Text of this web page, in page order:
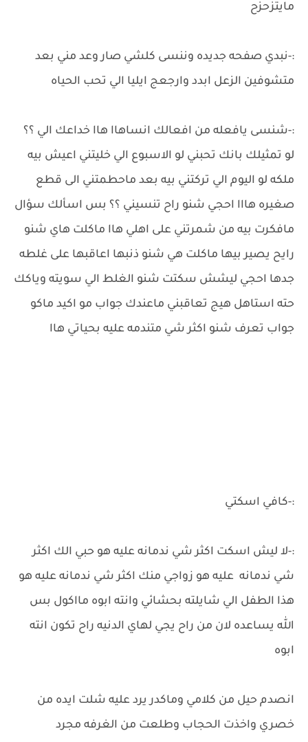
مايتزحزح
:-نبدي صفحه جديده وننسى كلشي صار وعد مني بعد
متشوفين الزعل ابدد وارجعج ايليا الي تحب الحياه
:-شنسى يافعله من افعالك انساهاا هاا خداعك الي ؟؟
لو تمثيلك بانك تحبني لو الاسبوع الي خليتني اعيش بيه
ملكه لو اليوم الي تركتني بيه بعد ماحطمتني الى قطع
صغيره هااا احجي شنو راح تنسيني ؟؟ بس اسألك سؤال
مافكرت بيه من شمرتني على اهلي هاا ماكلت هاي شنو
رايح يصير بيها ماكلت هي شنو ذنبها اعاقبها على غلطه
جدها احجي ليشش سكتت شنو الغلط الي سويته وياكك
حته استاهل هيج تعاقبني ماعندك جواب مو اكيد ماكو
جواب تعرف شنو اكثر شي متندمه عليه بحياتي هاا
:-كافي اسكتي
:-لا ليش اسكت اكثر شي ندمانه عليه هو حبي الك اكثر
شي ندمانه عليه هو زواجي منك اكثر شي ندمانه عليه هو
هذا الطفل الي شايلته بحشائي وانته ابوه مااكول بس
الله يساعده لان من راح يجي لهاي الدنيه راح تكون انته
ابوه
انصدم حيل من كلامي وماكدر يرد عليه شلت ايده من
خصري واخذت الحجاب وطلعت من الغرفه مجرد